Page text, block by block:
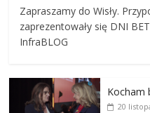
Zapraszamy do Wisły.
zaprezentowały się DNI
InfraBLOG
Kocham
20